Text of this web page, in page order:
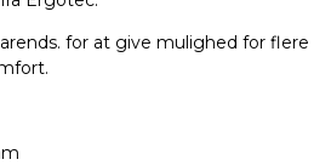
for at give mulighed for flere